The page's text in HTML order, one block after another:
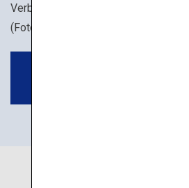
Verbindung mit der Natur wie
(Foto: Hoshino Resorts TOMAMU)